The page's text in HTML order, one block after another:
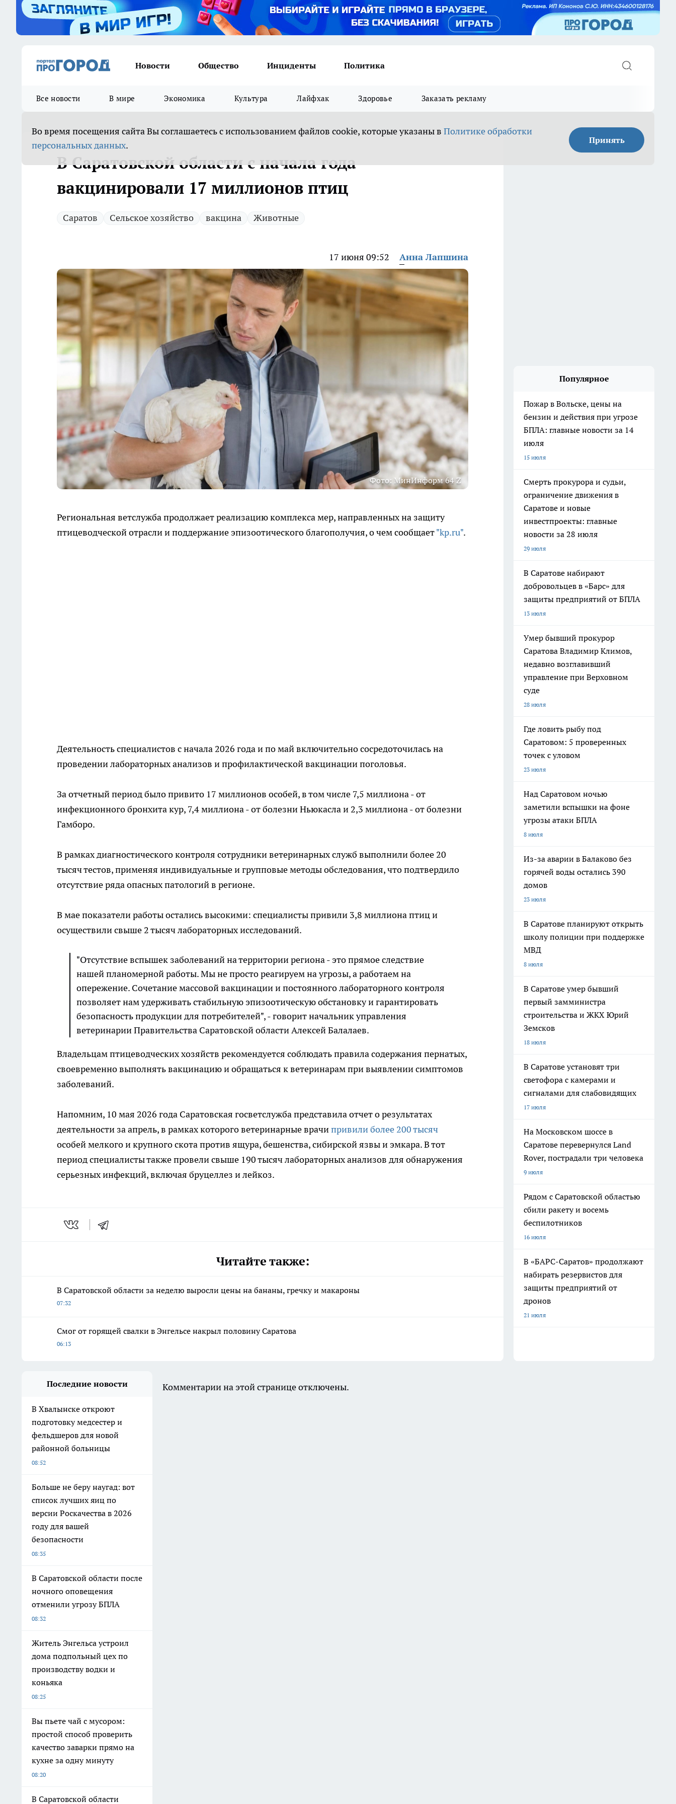
Новости Общество Инциденты Политика
Все новости В мире Экономика Культура Лайфхак Здоровье Заказать рекламу
Во время посещения сайта Вы соглашаетесь с использованием файлов cookie, которые указаны в Политике обработки
персональных данных. Принять
В Саратовской области с начала года
вакцинировали 17 миллионов птиц
Саратов Сельское хозяйство вакцина Животные
17 июня 09:52 Анна Лапшина
Фото: МинИнформ 64 Z
Региональная ветслужба продолжает реализацию комплекса мер, направленных на защиту
птицеводческой отрасли и поддержание эпизоотического благополучия, о чем сообщает"kp.ru".
Деятельность специалистов с начала 2026 года и по май включительно сосредоточилась на
проведении лабораторных анализов и профилактической вакцинации поголовья.
За отчетный период было привито 17 миллионов особей, в том числе 7,5 миллиона - от
инфекционного бронхита кур, 7,4 миллиона - от болезни Ньюкасла и 2,3 миллиона - от болезни
Гамборо.
В рамках диагностического контроля сотрудники ветеринарных служб выполнили более 20
тысяч тестов, применяя индивидуальные и групповые методы обследования, что подтвердило
отсутствие ряда опасных патологий в регионе.
В мае показатели работы остались высокими: специалисты привили 3,8 миллиона птиц и
осуществили свыше 2 тысяч лабораторных исследований.
"Отсутствие вспышек заболеваний на территории региона - это прямое следствие
нашей планомерной работы. Мы не просто реагируем на угрозы, а работаем на
опережение. Сочетание массовой вакцинации и постоянного лабораторного контроля
позволяет нам удерживать стабильную эпизоотическую обстановку и гарантировать
безопасность продукции для потребителей", - говорит начальник управления
ветеринарии Правительства Саратовской области Алексей Балалаев.
Владельцам птицеводческих хозяйств рекомендуется соблюдать правила содержания пернатых,
своевременно выполнять вакцинацию и обращаться к ветеринарам при выявлении симптомов
заболеваний.
Напомним, 10 мая 2026 года Саратовская госветслужба представила отчет о результатах
деятельности за апрель, в рамках которого ветеринарные врачипривили более 200 тысяч
особей мелкого и крупного скота против ящура, бешенства, сибирской язвы и эмкара. В тот
период специалисты также провели свыше 190 тысяч лабораторных анализов для обнаружения
серьезных инфекций, включая бруцеллез и лейкоз.
Читайте также:
В Саратовской области за неделю выросли цены на бананы, гречку и макароны
07:32
Смог от горящей свалки в Энгельсе накрыл половину Саратова
06:13
Популярное
Пожар в Вольске, цены на
бензин и действия при угрозе
БПЛА: главные новости за 14
июля
15 июля
Смерть прокурора и судьи,
ограничение движения в
Саратове и новые
инвестпроекты: главные
новости за 28 июля
29 июля
В Саратове набирают
добровольцев в «Барс» для
защиты предприятий от БПЛА
13 июля
Умер бывший прокурор
Саратова Владимир Климов,
недавно возглавивший
управление при Верховном
суде
28 июля
Где ловить рыбу под
Саратовом: 5 проверенных
точек с уловом
23 июля
Над Саратовом ночью
заметили вспышки на фоне
угрозы атаки БПЛА
8 июля
Из-за аварии в Балаково без
горячей воды остались 390
домов
23 июля
В Саратове планируют открыть
школу полиции при поддержке
МВД
8 июля
В Саратове умер бывший
первый замминистра
строительства и ЖКХ Юрий
Земсков
18 июля
В Саратове установят три
светофора с камерами и
сигналами для слабовидящих
17 июля
На Московском шоссе в
Саратове перевернулся Land
Rover, пострадали три человека
9 июля
Рядом с Саратовской областью
сбили ракету и восемь
беспилотников
16 июля
В «БАРС-Саратов» продолжают
набирать резервистов для
защиты предприятий от
дронов
21 июля
Последние новости
В Хвалынске откроют
подготовку медсестер и
фельдшеров для новой
районной больницы
08:52
Больше не беру наугад: вот
список лучших яиц по
версии Роскачества в 2026
году для вашей
безопасности
08:35
В Саратовской области после
ночного оповещения
отменили угрозу БПЛА
08:32
Житель Энгельса устроил
дома подпольный цех по
производству водки и
коньяка
08:25
Вы пьете чай с мусором:
простой способ проверить
качество заварки прямо на
кухне за одну минуту
08:20
В Саратовской области
Комментарии на этой странице отключены.